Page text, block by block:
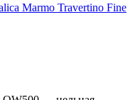
Marmo Travertino Fine